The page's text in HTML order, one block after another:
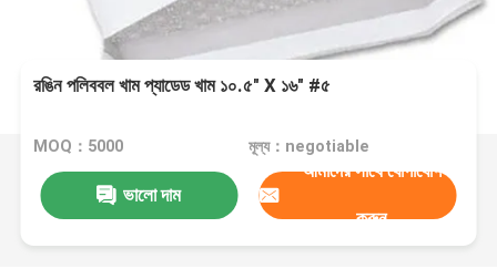
রঙিন পলিববল খাম প্যাডেড খাম ১০.৫" X ১৬" #৫
MOQ：5000 মূল্য：negotiable
ভালো দাম
আমাদের সাথে যোগাযোগ
করুন